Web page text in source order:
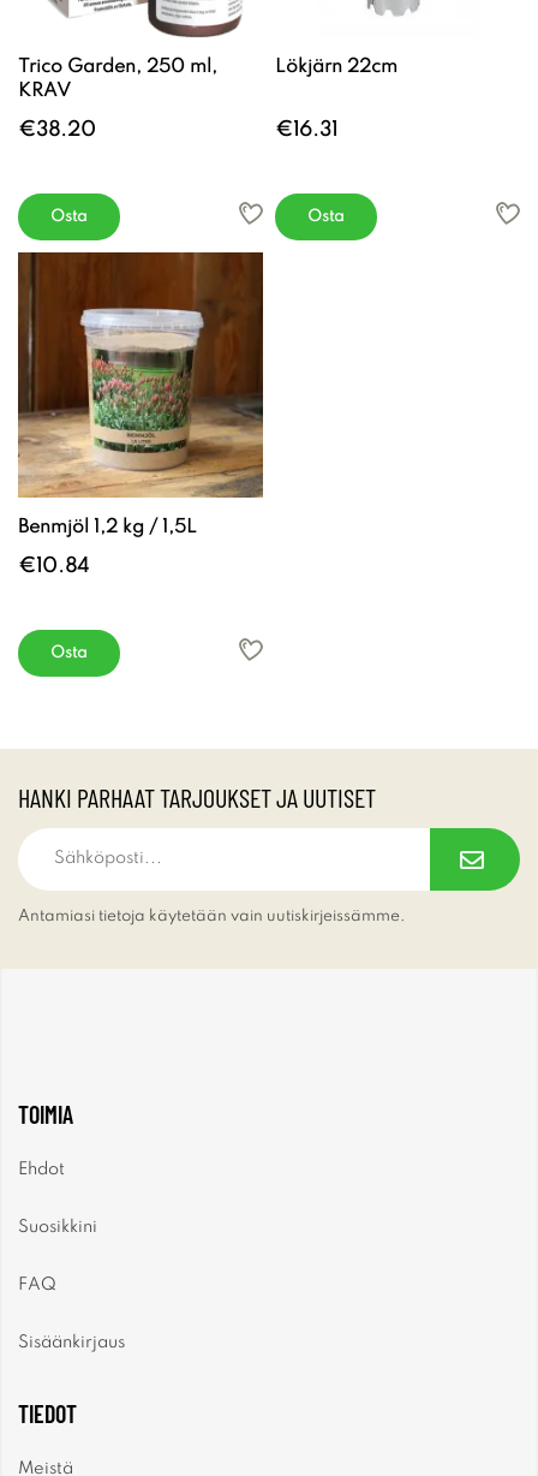
Trico Garden, 250 ml,
KRAV
€38.20
Osta
Lökjärn 22cm
€16.31
Osta
Benmjöl 1,2 kg / 1,5L
€10.84
Osta
HANKI PARHAAT TARJOUKSET JA UUTISET
Antamiasi tietoja käytetään vain uutiskirjeissämme.
TOIMIA
Ehdot
Suosikkini
FAQ
Sisäänkirjaus
TIEDOT
Meistä